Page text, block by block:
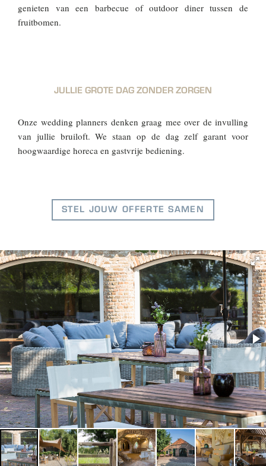
genieten van een barbecue of outdoor diner tussen de
fruitbomen.
JULLIE GROTE DAG ZONDER ZORGEN
Onze wedding planners denken graag mee over de invulling
van jullie bruiloft. We staan op de dag zelf garant voor
hoogwaardige horeca en gastvrije bediening.
STEL JOUW OFFERTE SAMEN